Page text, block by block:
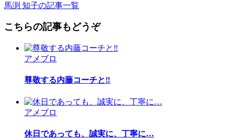
馬渕 知子の記事一覧
こちらの記事もどうぞ
アメブロ
尊敬する内藤コーチと‼︎
アメブロ
休日であっても、誠実に、丁寧に…